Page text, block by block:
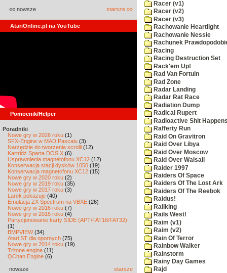
«« nowsze starsze »»
AtariOnline.pl na YouTube
Pomocnik/Helper
Poradniki
Nowe gry w 2026 roku (1)
SFX-Engine w MAD Pascalu (3)
Narzędzie do tworzenia scrolli (12)
Kartridż Sparta DOS X (6)
Usprawnienia magnetofonu XC12 (12)
Konserwacja stacji dysków 1050 (19)
Konserwacja magnetofonu XC12 (15)
Nowe gry w 2020 roku (2)
Nowe gry w 2019 roku (35)
Nowe gry w 2017 roku (3)
Larek pokazuje (40)
Emulacja ZX Spectrum na VBXE (26)
Nowe gry w 2016 roku (7)
Nowe gry w 2015 roku (4)
Partycjonowanie karty SIDE (APT/FAT16/FAT32)
(1)
BMPVIEW(34)
Atari ST dla opornych (75)
Nowe gry w 2014 roku (19)
Tritone engine (11)
QChan Engine (6)
nowsze starsze
Racer (v1)
Racer (v2)
Racer (v3)
Rachowanie Heartlight
Rachowanie Nessie
Rachunek
Racing
Racing Destruction Set
Rack'em Up!
Rad Van Fortuin
Rad Zone
Radar Landing
Radar Rat Race
Radiation Dump
Radical Rupert
Radioactive Shit
Rafferty Run
Raid On Gravitron
Raid Over Libya
Raid Over Moscow
Raid Over Walsall
Raider 1997
Raiders Of Space
Raiders Of The Lost Ark
Raiders Of The Reebok
Raidus!
Railking
Rails West!
Raim (v1)
Raim (v2)
Rain Of Terror
Rainbow Walker
Rainstorm
Rainy Day Games
Rajd